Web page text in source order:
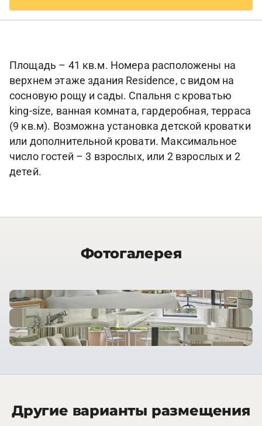
Площадь – 41 кв.м. Номера расположены на
верхнем этаже здания Residence, с видом на
сосновую рощу и сады. Спальня с кроватью
king-size, ванная комната, гардеробная, терраса
(9 кв.м). Возможна установка детской кроватки
или дополнительной кровати. Максимальное
число гостей – 3 взрослых, или 2 взрослых и 2
детей.
Фотогалерея
Другие варианты размещения